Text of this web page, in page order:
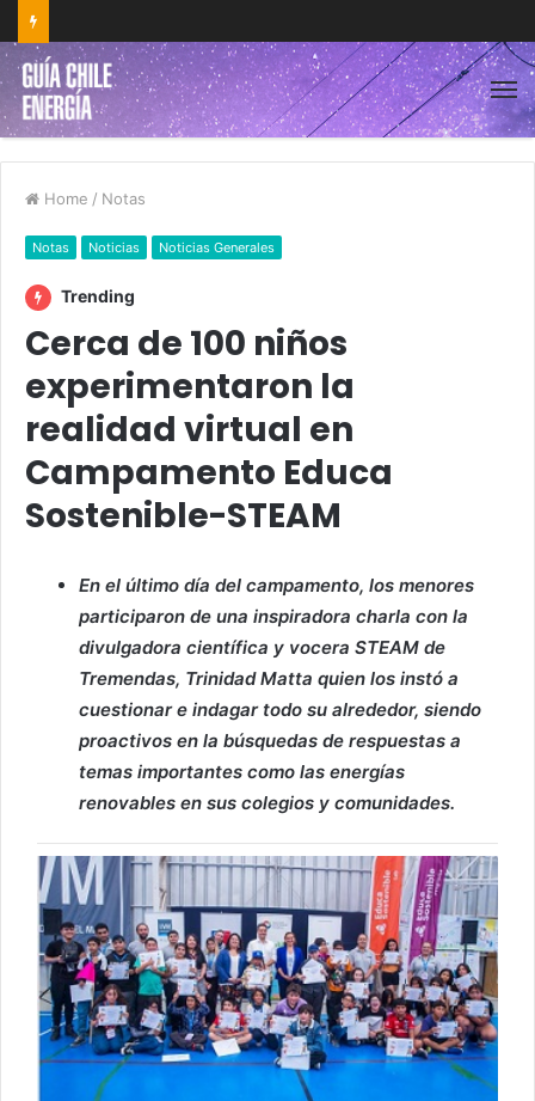
Home / Notas
Notas Noticias Noticias Generales
Trending
Cerca de 100 niños
experimentaron la
realidad virtual en
Campamento Educa
Sostenible-STEAM
En el último día del campamento, los menores
participaron de una inspiradora charla con la
divulgadora científica y vocera STEAM de
Tremendas, Trinidad Matta quien los instó a
cuestionar e indagar todo su alrededor, siendo
proactivos en la búsquedas de respuestas a
temas importantes como las energías
renovables en sus colegios y comunidades.